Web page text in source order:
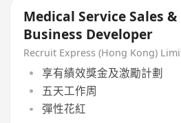
Medical Service Sales &
Business Developer
Recruit Express (Hong Kong)
享有績效獎金及激勵計劃
五天工作周
彈性花紅